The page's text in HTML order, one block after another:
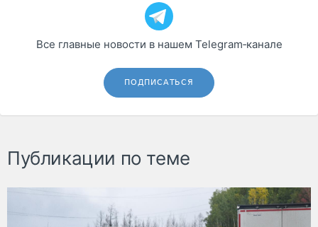
Все главные новости в нашем Telegram‑канале
ПОДПИСАТЬСЯ
Публикации по теме